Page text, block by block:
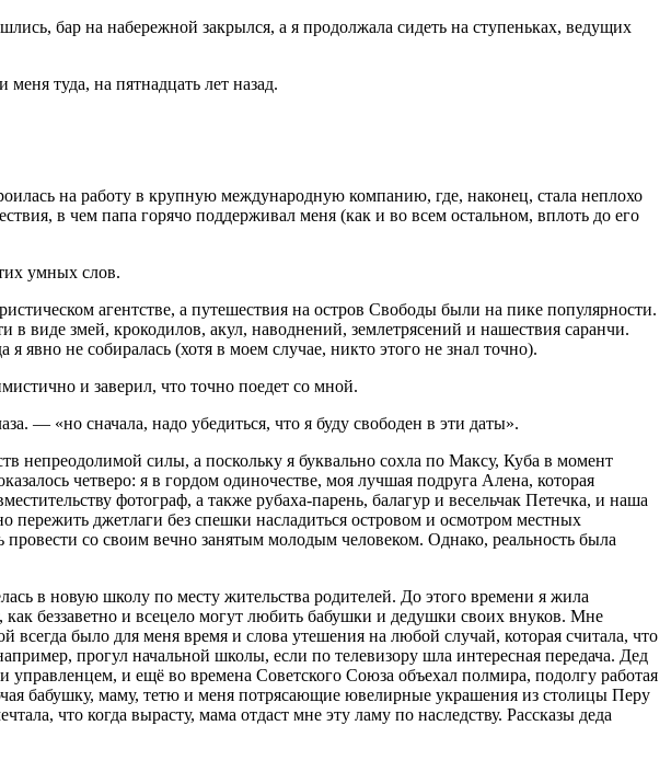
бар на набережной закрылся, а я продолжала сидеть на ступеньках, ведущих
туда, на пятнадцать лет назад.
на работу в крупную международную компанию, где, наконец, стала неплохо
в чем папа горячо поддерживал меня (как и во всем остальном, вплоть до его
умных слов.
агентстве, а путешествия на остров Свободы были на пике популярности.
виде змей, крокодилов, акул, наводнений, землетрясений и нашествия саранчи.
не собиралась (хотя в моем случае, никто этого не знал точно).
и заверил, что точно поедет со мной.
— «но сначала, надо убедиться, что я буду свободен в эти даты».
непреодолимой силы, а поскольку я буквально сохла по Максу, Куба в момент
четверо: я в гордом одиночестве, моя лучшая подруга Алена, которая
фотограф, а также рубаха-парень, балагур и весельчак Петечка, и наша
джетлаги без спешки насладиться островом и осмотром местных
провести со своим вечно занятым молодым человеком. Однако, реальность была
в новую школу по месту жительства родителей. До этого времени я жила
беззаветно и всецело могут любить бабушки и дедушки своих внуков. Мне
было для меня время и слова утешения на любой случай, которая считала, что
прогул начальной школы, если по телевизору шла интересная передача. Дед
и ещё во времена Советского Союза объехал полмира, подолгу работая
бабушку, маму, тетю и меня потрясающие ювелирные украшения из столицы Перу
что когда вырасту, мама отдаст мне эту ламу по наследству. Рассказы деда